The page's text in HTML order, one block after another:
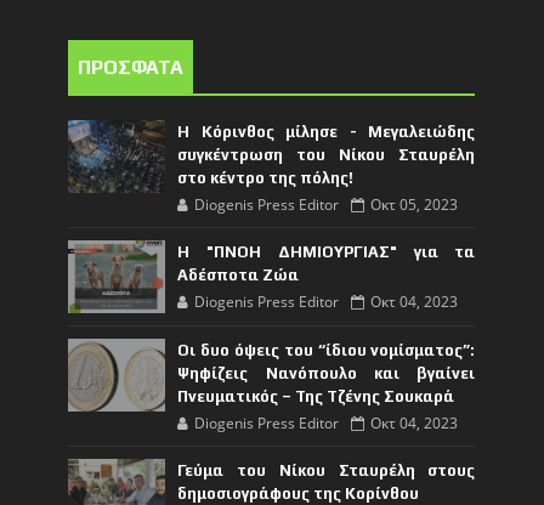
ΠΡΟΣΦΑΤΑ
Η Κόρινθος μίλησε - Μεγαλειώδης
συγκέντρωση του Νίκου Σταυρέλη
στο κέντρο της πόλης!
Diogenis Press Editor Οκτ 05, 2023
Η "ΠΝΟΗ ΔΗΜΙΟΥΡΓΙΑΣ" για τα
Αδέσποτα Ζώα
Diogenis Press Editor Οκτ 04, 2023
Οι δυο όψεις του “ίδιου νομίσματος”:
Ψηφίζεις Νανόπουλο και βγαίνει
Πνευματικός – Της Τζένης Σουκαρά
Diogenis Press Editor Οκτ 04, 2023
Γεύμα του Νίκου Σταυρέλη στους
δημοσιογράφους της Κορίνθου